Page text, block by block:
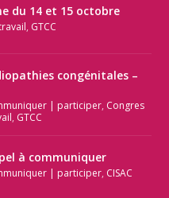
du 14 et 15 octobre
, GTCC
congénitales –
| participer, Congres
, GTCC
à communiquer
| participer, CISAC